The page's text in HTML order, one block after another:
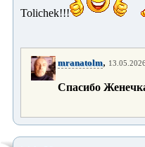
Tolichek!!!
mranatolm,
Спасибо